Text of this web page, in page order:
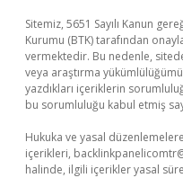
Sitemiz, 5651 Sayılı Kanun
Kurumu (BTK) tarafından
vermektedir. Bu nedenle,
veya araştırma
yazdıkları içeriklerin
bu sorumluluğu kabul etmiş
Hukuka ve yasal
içerikleri,
halinde, ilgili içerikler yasal